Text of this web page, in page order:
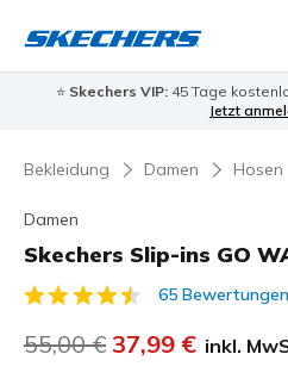
⭐ Skechers VIP:45 Tage
Jetzt
Bekleidung Damen Hosen
Damen
Skechers Slip-ins GO
4,5 von 5 Kundenbewertungen
65 Bewertungen
Reduziert von
55,00 € auf
37,99 € inkl.